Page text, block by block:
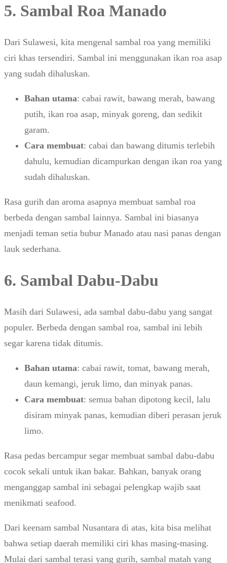
5. Sambal Roa Manado
Dari Sulawesi, kita mengenal sambal roa yang memiliki
ciri khas tersendiri. Sambal ini menggunakan ikan roa asap
yang sudah dihaluskan.
Bahan utama: cabai rawit, bawang merah, bawang
putih, ikan roa asap, minyak goreng, dan sedikit
garam.
Cara membuat: cabai dan bawang ditumis terlebih
dahulu, kemudian dicampurkan dengan ikan roa yang
sudah dihaluskan.
Rasa gurih dan aroma asapnya membuat sambal roa
berbeda dengan sambal lainnya. Sambal ini biasanya
menjadi teman setia bubur Manado atau nasi panas dengan
lauk sederhana.
6. Sambal Dabu-Dabu
Masih dari Sulawesi, ada sambal dabu-dabu yang sangat
populer. Berbeda dengan sambal roa, sambal ini lebih
segar karena tidak ditumis.
Bahan utama: cabai rawit, tomat, bawang merah,
daun kemangi, jeruk limo, dan minyak panas.
Cara membuat: semua bahan dipotong kecil, lalu
disiram minyak panas, kemudian diberi perasan jeruk
limo.
Rasa pedas bercampur segar membuat sambal dabu-dabu
cocok sekali untuk ikan bakar. Bahkan, banyak orang
menganggap sambal ini sebagai pelengkap wajib saat
menikmati seafood.
Dari keenam sambal Nusantara di atas, kita bisa melihat
bahwa setiap daerah memiliki ciri khas masing-masing.
Mulai dari sambal terasi yang gurih, sambal matah yang